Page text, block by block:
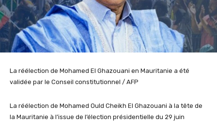
La réélection de Mohamed El Ghazouani en Mauritanie a été
validée par le Conseil constitutionnel / AFP
La réélection de Mohamed Ould Cheikh El Ghazouani à la tête de
la Mauritanie à l’issue de l’élection présidentielle du 29 juin